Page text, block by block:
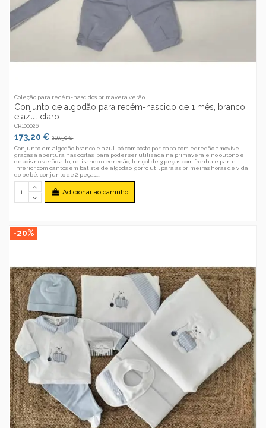
Coleção para recém-nascidos primavera verão
Conjunto de algodão para recém-nascido de 1 mês, branco
e azul claro
CR100026
173,20 €216,50 €
Conjunto em algodão branco e azul-pó composto por: capa com edredão amovível
graças à abertura nas costas, para poder ser utilizada na primavera e no outono e
depois no verão alto, retirando o edredão; lençol de 3 peças com fronha e parte
inferior com cantos em batiste de algodão; gorro útil para as primeiras horas de vida
do bebé; conjunto de 2 peças...
Adicionar ao carrinho
-20%